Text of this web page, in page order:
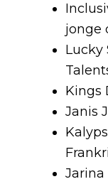
jonge
Lucky
Kings
Janis
Jarina